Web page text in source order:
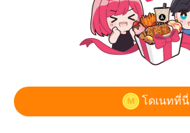
โดเนทที่นี่